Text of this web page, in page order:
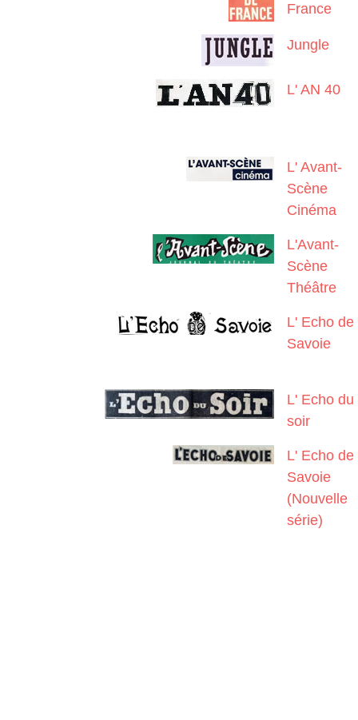
France
Jungle
L' AN 40
L' Avant-
Scène
Cinéma
L'Avant-
Scène
Théâtre
L' Echo de
Savoie
L' Echo du
soir
L' Echo de
Savoie
(Nouvelle
série)